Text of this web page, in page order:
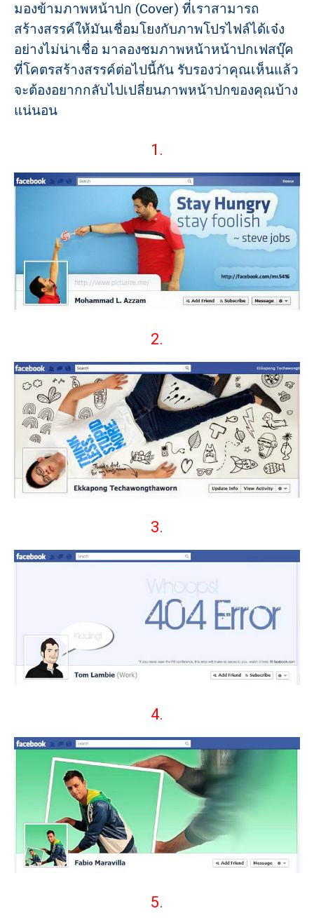
มองข้ามภาพหน้าปก (Cover) ที่เราสามารถ
สร้างสรรค์ให้มันเชื่อมโยงกับภาพโปรไฟล์ได้เจ๋ง
อย่างไม่น่าเชื่อ มาลองชมภาพหน้าหน้าปกเฟสบุ๊ค
ที่โคตรสร้างสรรค์ต่อไปนี้กัน รับรองว่าคุณเห็นแล้ว
จะต้องอยากกลับไปเปลี่ยนภาพหน้าปกของคุณบ้าง
แน่นอน
1.
2.
3.
4.
5.